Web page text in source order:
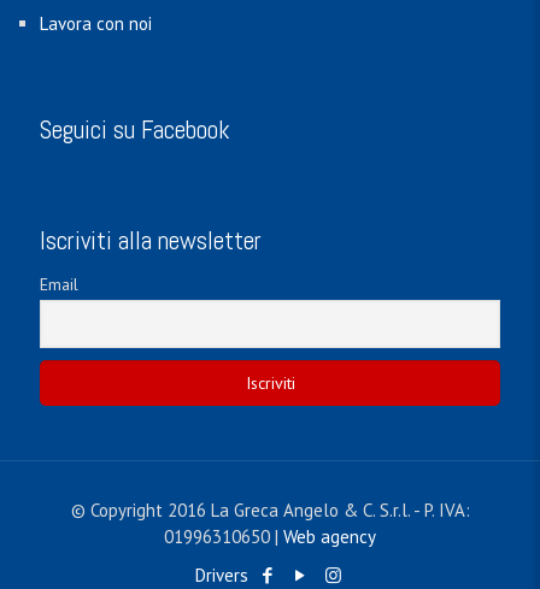
Lavora con noi
Seguici su Facebook
Iscriviti alla newsletter
Email
© Copyright 2016 La Greca Angelo & C. S.r.l. - P. IVA:
01996310650 | Web agency
Drivers